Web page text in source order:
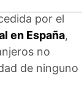
por el
en España,
no
de ninguno